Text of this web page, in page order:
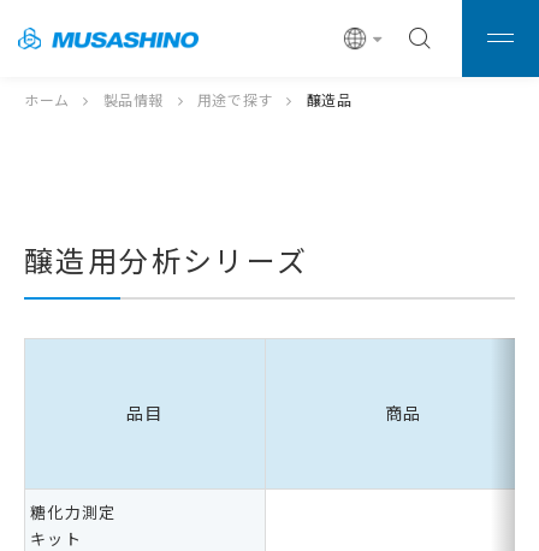
ホーム 製品情報 用途で探す 醸造品
醸造用分析シリーズ
品目 商品
糖化力測定
キット